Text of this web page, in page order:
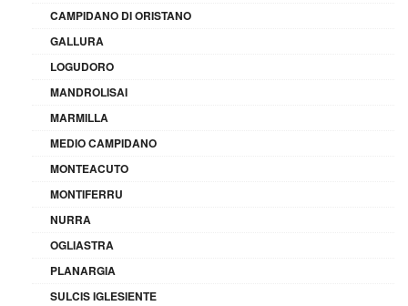
CAMPIDANO DI ORISTANO
GALLURA
LOGUDORO
MANDROLISAI
MARMILLA
MEDIO CAMPIDANO
MONTEACUTO
MONTIFERRU
NURRA
OGLIASTRA
PLANARGIA
SULCIS IGLESIENTE